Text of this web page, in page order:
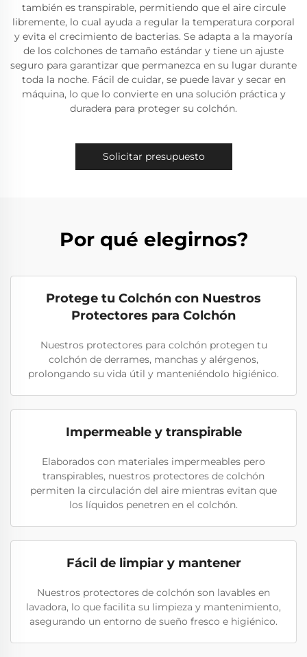
también es transpirable, permitiendo que el aire circule
libremente, lo cual ayuda a regular la temperatura corporal
y evita el crecimiento de bacterias. Se adapta a la mayoría
de los colchones de tamaño estándar y tiene un ajuste
seguro para garantizar que permanezca en su lugar durante
toda la noche. Fácil de cuidar, se puede lavar y secar en
máquina, lo que lo convierte en una solución práctica y
duradera para proteger su colchón.
Solicitar presupuesto
Por qué elegirnos?
Protege tu Colchón con Nuestros
Protectores para Colchón
Nuestros protectores para colchón protegen tu
colchón de derrames, manchas y alérgenos,
prolongando su vida útil y manteniéndolo higiénico.
Impermeable y transpirable
Elaborados con materiales impermeables pero
transpirables, nuestros protectores de colchón
permiten la circulación del aire mientras evitan que
los líquidos penetren en el colchón.
Fácil de limpiar y mantener
Nuestros protectores de colchón son lavables en
lavadora, lo que facilita su limpieza y mantenimiento,
asegurando un entorno de sueño fresco e higiénico.